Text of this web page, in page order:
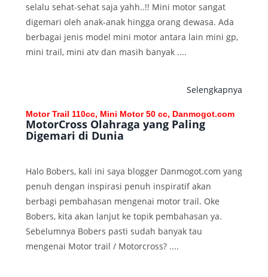
selalu sehat-sehat saja yahh..!! Mini motor sangat
digemari oleh anak-anak hingga orang dewasa. Ada
berbagai jenis model mini motor antara lain mini gp,
mini trail, mini atv dan masih banyak ....
Selengkapnya
Motor Trail 110cc, Mini Motor 50 cc, Danmogot.com
MotorCross Olahraga yang Paling
Digemari di Dunia
Halo Bobers, kali ini saya blogger Danmogot.com yang
penuh dengan inspirasi penuh inspiratif akan
berbagi pembahasan mengenai motor trail. Oke
Bobers, kita akan lanjut ke topik pembahasan ya.
Sebelumnya Bobers pasti sudah banyak tau
mengenai Motor trail / Motorcross? ....